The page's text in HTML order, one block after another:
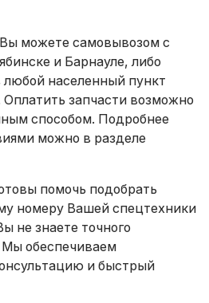
можете самовывозом с
и Барнауле, либо
населенный пункт
Оплатить запчасти возможно
способом. Подробнее
можно в разделе
помочь подобрать
номеру Вашей спецтехники
не знаете точного
Мы обеспечиваем
и быстрый